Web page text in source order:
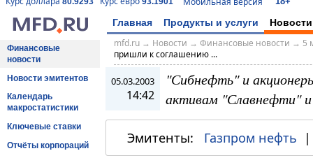
Главная Продукты и услуги Новости
Финансовые
новости
Новости эмитентов
Календарь
макростатистики
Ключевые ставки
Отчёты корпораций
mfd.ru→ Новости → Финансовые новости → 5
пришли к соглашению ...
05.03.2003
14:42
"Сибнефть" и
активам "Славнефти"
Эмитенты: Газпром нефть